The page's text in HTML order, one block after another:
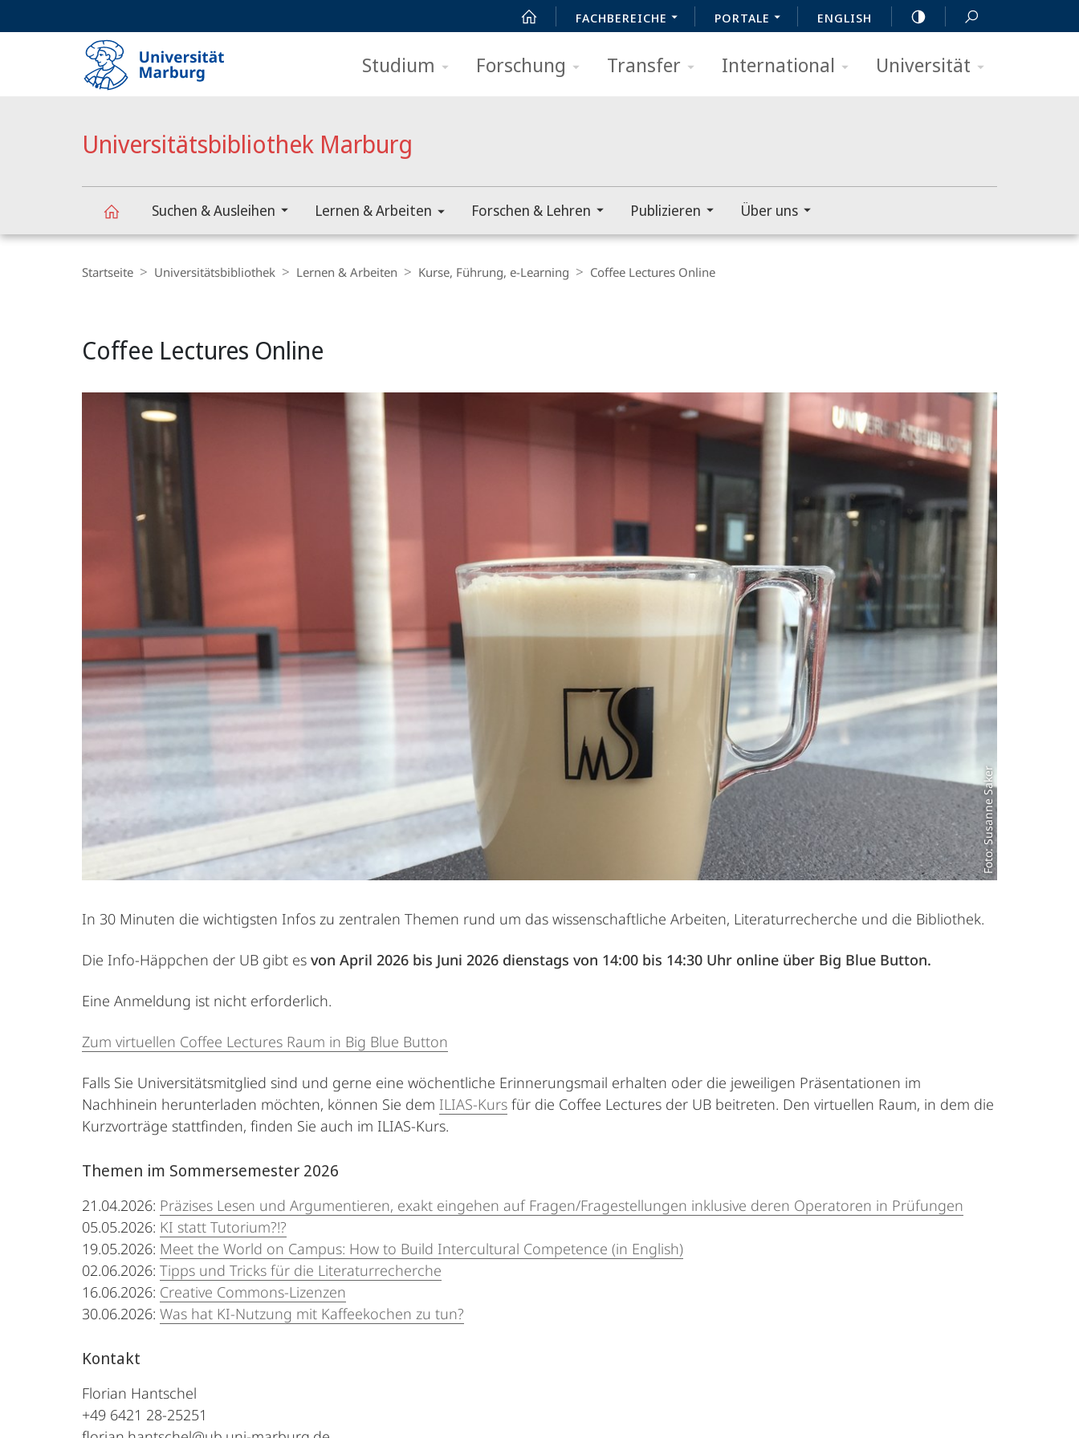
FACHBEREICHE PORTALE ENGLISH
Studium Forschung Transfer International Universität
Universitätsbibliothek Marburg
Suchen & Ausleihen Lernen & Arbeiten Forschen & Lehren Publizieren Über uns
Navigation
Startseite Universitätsbibliothek Lernen & Arbeiten Kurse, Führung, e-Learning Coffee Lectures Online
Coffee Lectures Online
Foto: Susanne Saker
In 30 Minuten die wichtigsten Infos zu zentralen Themen rund um das wissenschaftliche Arbeiten, Literaturrecherche und die Bibliothek.
Die Info-Häppchen der UB gibt es von April 2026 bis Juni 2026 dienstags von 14:00 bis 14:30 Uhr online über Big Blue Button.
Eine Anmeldung ist nicht erforderlich.
Zum virtuellen Coffee Lectures Raum in Big Blue Button
Falls Sie Universitätsmitglied sind und gerne eine wöchentliche Erinnerungsmail erhalten oder die jeweiligen Präsentationen im
Nachhinein herunterladen möchten, können Sie dem ILIAS-Kurs für die Coffee Lectures der UB beitreten. Den virtuellen Raum, in dem die
Kurzvorträge stattfinden, finden Sie auch im ILIAS-Kurs.
Themen im Sommersemester 2026
21.04.2026: Präzises Lesen und Argumentieren, exakt eingehen auf Fragen/Fragestellungen inklusive deren Operatoren in Prüfungen
05.05.2026: KI statt Tutorium?!?
19.05.2026: Meet the World on Campus: How to Build Intercultural Competence (in English)
02.06.2026: Tipps und Tricks für die Literaturrecherche
16.06.2026: Creative Commons-Lizenzen
30.06.2026: Was hat KI-Nutzung mit Kaffeekochen zu tun?
Kontakt
Florian Hantschel
+49 6421 28-25251